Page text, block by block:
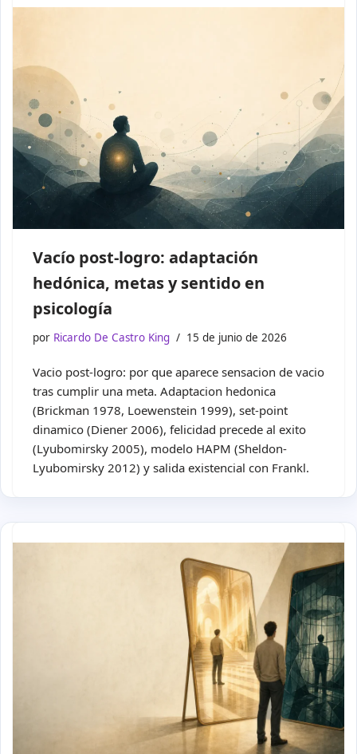
Vacío post-logro: adaptación
hedónica, metas y sentido en
psicología
por Ricardo De Castro King 15 de junio de 2026
Vacio post-logro: por que aparece sensacion de vacio
tras cumplir una meta. Adaptacion hedonica
(Brickman 1978, Loewenstein 1999), set-point
dinamico (Diener 2006), felicidad precede al exito
(Lyubomirsky 2005), modelo HAPM (Sheldon-
Lyubomirsky 2012) y salida existencial con Frankl.